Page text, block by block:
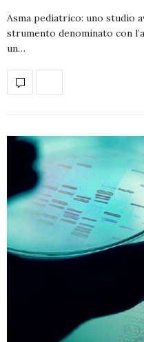
Asma pediatrico: uno studio
strumento denominato con
un…